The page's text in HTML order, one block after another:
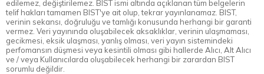
edilemez, değiştirilemez. BIST ismi altında açıklanan tüm belgelerin
telif hakları tamamen BIST'ye ait olup, tekrar yayınlanamaz. BIST,
verinin sekansı, doğruluğu ve tamlığı konusunda herhangi bir garanti
vermez. Veri yayınında oluşabilecek aksaklıklar, verinin ulaşmaması,
gecikmesi, eksik ulaşması, yanlış olması, veri yayın sistemindeki
perfomansın düşmesi veya kesintili olması gibi hallerde Alıcı, Alt Alıcı
ve / veya Kullanıcılarda oluşabilecek herhangi bir zarardan BIST
sorumlu değildir.